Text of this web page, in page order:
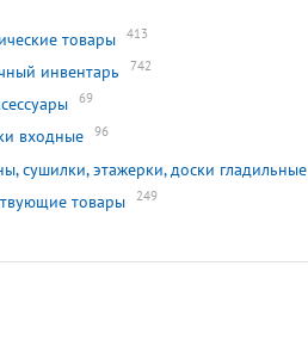
товары 413
инвентарь 742
69
входные 96
сушилки, этажерки, доски гладильные
товары 249